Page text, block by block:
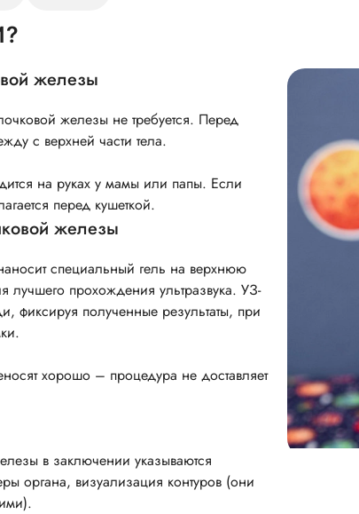
железы
железы не требуется. Перед
с верхней части тела.
на руках у мамы или папы. Если
перед кушеткой.
железы
специальный гель на верхнюю
лучшего прохождения ультразвука. УЗ-
фиксируя полученные результаты, при
хорошо – процедура не доставляет
в заключении указываются
органа, визуализация контуров (они